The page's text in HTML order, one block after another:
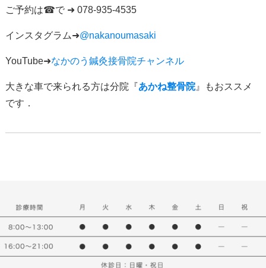
ご予約は☎で➜ 078-935-4535
インスタグラム➜@nakanoumasaki
YouTube➜なかのう鍼灸接骨院チャンネル
大きな車で来られる方は分院『あかね整骨院』もおススメ
です．